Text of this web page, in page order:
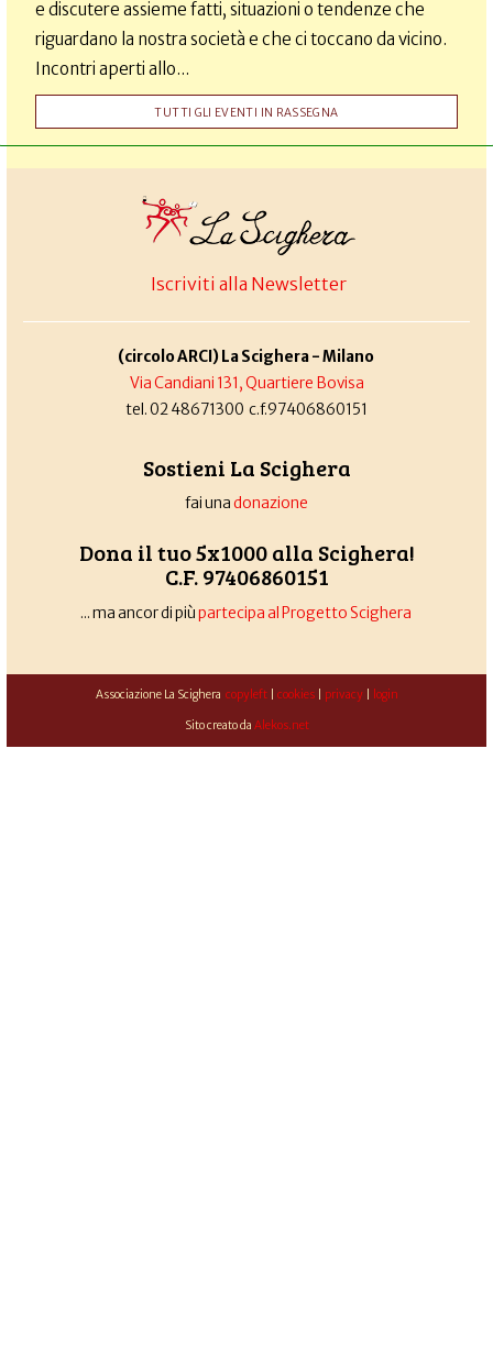
e discutere assieme fatti, situazioni o tendenze che
riguardano la nostra società e che ci toccano da vicino.
Incontri aperti allo...
TUTTI GLI EVENTI IN RASSEGNA
Iscriviti alla Newsletter
(circolo ARCI) La Scighera - Milano
Via Candiani 131, Quartiere Bovisa
tel. 02 48671300 c.f.97406860151
Sostieni La Scighera
fai unadonazione
Dona il tuo 5x1000 alla Scighera!
C.F. 97406860151
... ma ancor di piùpartecipa al Progetto Scighera
Associazione La Scighera copyleft| cookies| privacy| login
Sito creato da Alekos.net